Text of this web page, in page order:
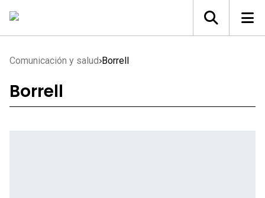
Comunicación y salud Borrell
Borrell